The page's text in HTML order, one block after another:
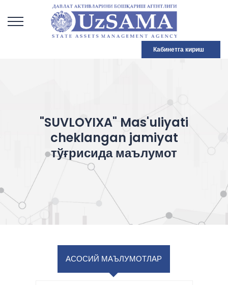
Кабинетга кириш
"SUVLOYIXA" Mas'uliyati
cheklangan jamiyat
тўғрисида маълумот
АСОСИЙ МАЪЛУМОТЛАР